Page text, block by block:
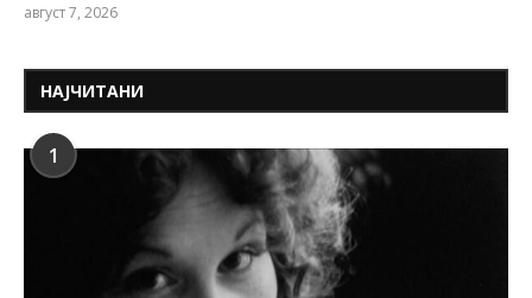
август 7, 2026
НАЈЧИТАНИ
1